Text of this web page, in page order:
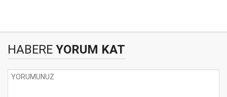
HABERE YORUM KAT